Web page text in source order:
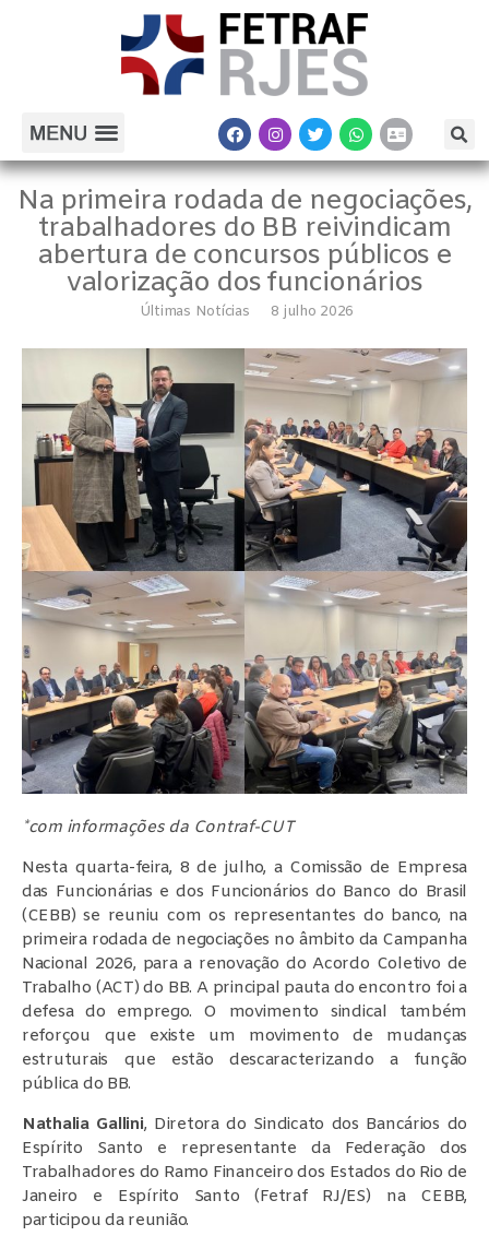
Na primeira rodada de negociações,
trabalhadores do BB reivindicam
abertura de concursos públicos e
valorização dos funcionários
Últimas Notícias 8 julho 2026
*com informações da Contraf-CUT
Nesta quarta-feira, 8 de julho, a Comissão de Empresa
das Funcionárias e dos Funcionários do Banco do Brasil
(CEBB) se reuniu com os representantes do banco, na
primeira rodada de negociações no âmbito da Campanha
Nacional 2026, para a renovação do Acordo Coletivo de
Trabalho (ACT) do BB. A principal pauta do encontro foi a
defesa do emprego. O movimento sindical também
reforçou que existe um movimento de mudanças
estruturais que estão descaracterizando a função
pública do BB.
Nathalia Gallini, Diretora do Sindicato dos Bancários do
Espírito Santo e representante da Federação dos
Trabalhadores do Ramo Financeiro dos Estados do Rio de
Janeiro e Espírito Santo (Fetraf RJ/ES) na CEBB,
participou da reunião.